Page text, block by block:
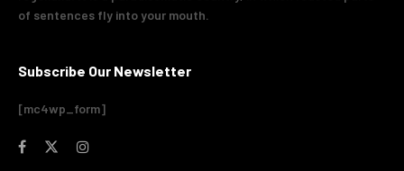
of sentences fly into your mouth.
Subscribe Our Newsletter
[mc4wp_form]